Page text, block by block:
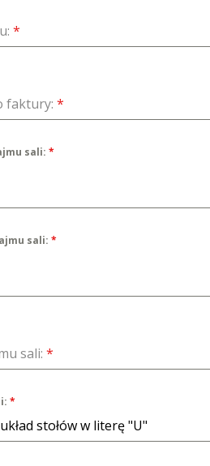
*
faktury:*
sali:*
sali:*
sali:*
*
stołów w literę "U"